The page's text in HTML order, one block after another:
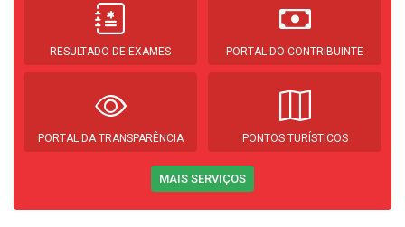
RESULTADO DE EXAMES PORTAL DO CONTRIBUINTE
PORTAL DA TRANSPARÊNCIA PONTOS TURÍSTICOS
MAIS SERVIÇOS